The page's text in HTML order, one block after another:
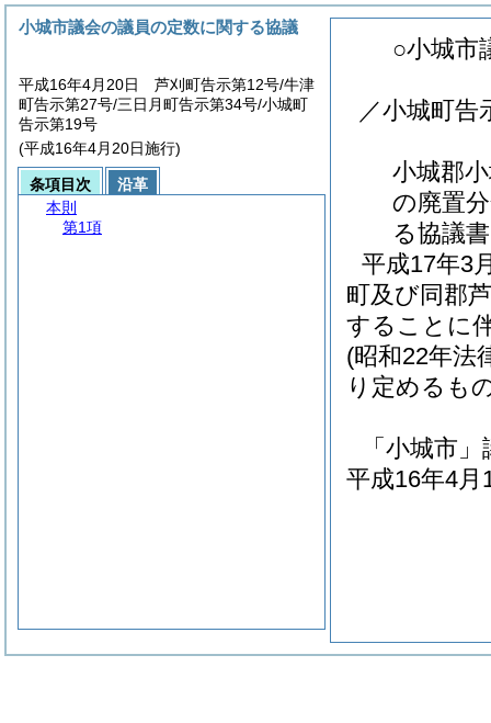
○小城市
／小城町告
小城郡
の廃置
る協議書
平成17年3
町及び同郡
することに
(昭和22年法
り定めるも
「小城市
平成16年4月
小城市議会の議員の定数に関する協議
平成16年4月20日 芦刈町告示第12号/牛津
町告示第27号/三日月町告示第34号/小城町
告示第19号
(平成16年4月20日施行)
条項目次
沿革
本則
第1項